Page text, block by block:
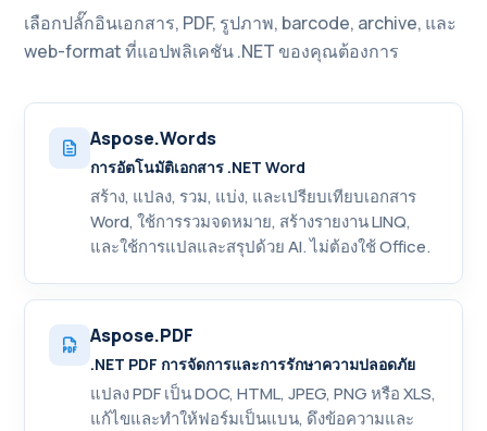
เลือกปลั๊กอินเอกสาร, PDF, รูปภาพ, barcode, archive, และ
web-format ที่แอปพลิเคชัน .NET ของคุณต้องการ
Aspose.Words
การอัตโนมัติเอกสาร .NET Word
สร้าง, แปลง, รวม, แบ่ง, และเปรียบเทียบเอกสาร
Word, ใช้การรวมจดหมาย, สร้างรายงาน LINQ,
และใช้การแปลและสรุปด้วย AI. ไม่ต้องใช้ Office.
Aspose.PDF
.NET PDF การจัดการและการรักษาความปลอดภัย
แปลง PDF เป็น DOC, HTML, JPEG, PNG หรือ XLS,
แก้ไขและทำให้ฟอร์มเป็นแบน, ดึงข้อความและ